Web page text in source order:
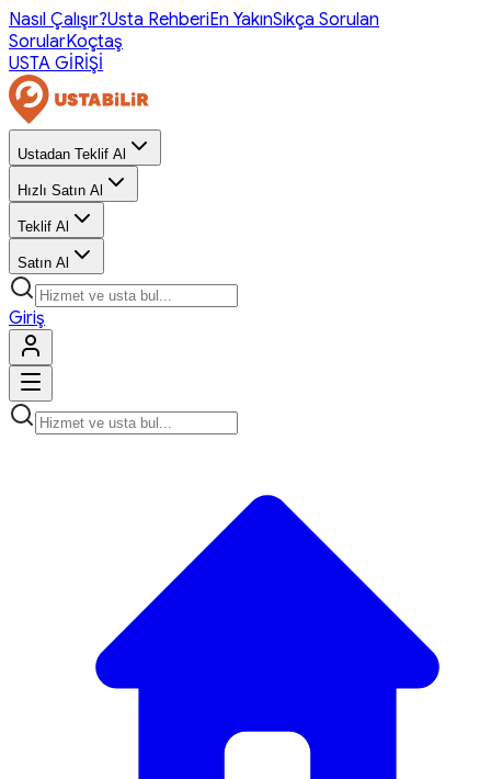
Nasıl Çalışır?Usta RehberiEn YakınSıkça Sorulan
SorularKoçtaş
USTA GİRİŞİ
Ustadan Teklif Al
Hızlı Satın Al
Teklif Al
Satın Al
Giriş